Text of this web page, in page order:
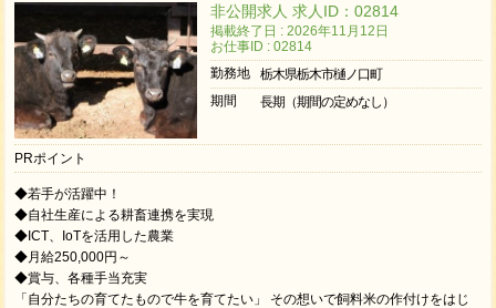
非公開求人 求人ID：02814
掲載終了日 : 2026年11月12日
お仕事ID : 02814
勤務地
栃木県栃木市樋ノ口町
期間
長期（期間の定めなし）
PRポイント
◆若手が活躍中！
◆自社生産による耕畜連携を実現
◆ICT、IoTを活用した農業
◆月給250,000円～
◆賞与、各種手当充実
「自分たちの育てたもので牛を育てたい」 その想いで飼料米の作付けをはじ